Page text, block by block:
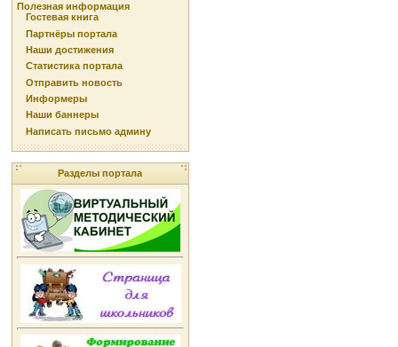
Полезная информация
Гостевая книга
Партнёры портала
Наши достижения
Статистика портала
Отправить новость
Информеры
Наши баннеры
Написать письмо админу
Разделы портала